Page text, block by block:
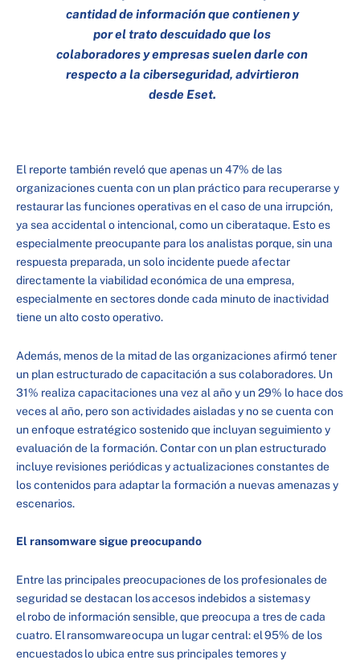
cantidad de información que contienen y
por el trato descuidado que los
colaboradores y empresas suelen darle con
respecto a la ciberseguridad, advirtieron
desde Eset.
El reporte también reveló que apenas un 47% de las
organizaciones cuenta con un plan práctico para recuperarse y
restaurar las funciones operativas en el caso de una irrupción,
ya sea accidental o intencional, como un ciberataque. Esto es
especialmente preocupante para los analistas porque, sin una
respuesta preparada, un solo incidente puede afectar
directamente la viabilidad económica de una empresa,
especialmente en sectores donde cada minuto de inactividad
tiene un alto costo operativo.
Además, menos de la mitad de las organizaciones afirmó tener
un plan estructurado de capacitación a sus colaboradores. Un
31% realiza capacitaciones una vez al año y un 29% lo hace dos
veces al año, pero son actividades aisladas y no se cuenta con
un enfoque estratégico sostenido que incluyan seguimiento y
evaluación de la formación. Contar con un plan estructurado
incluye revisiones periódicas y actualizaciones constantes de
los contenidos para adaptar la formación a nuevas amenazas y
escenarios.
El ransomware sigue preocupando
Entre las principales preocupaciones de los profesionales de
seguridad se destacan los accesos indebidos a sistemas y
el robo de información sensible, que preocupa a tres de cada
cuatro. El ransomware ocupa un lugar central: el 95% de los
encuestados lo ubica entre sus principales temores y